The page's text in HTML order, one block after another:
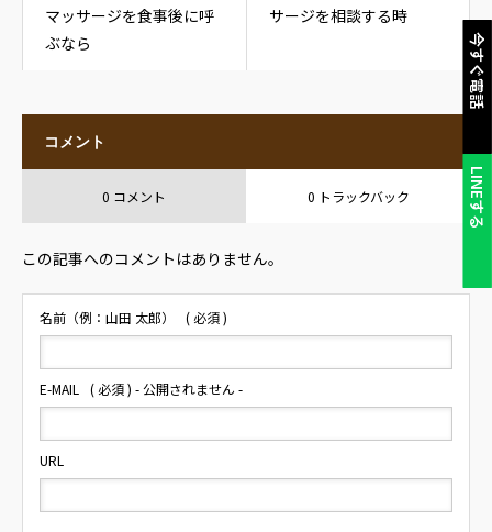
今すぐ電話
LINEする
マッサージを食事後に呼
ぶなら
サージを相談する時
コメント
0 コメント 0 トラックバック
この記事へのコメントはありません。
名前（例：山田 太郎） ( 必須 )
E-MAIL ( 必須 ) - 公開されません -
URL